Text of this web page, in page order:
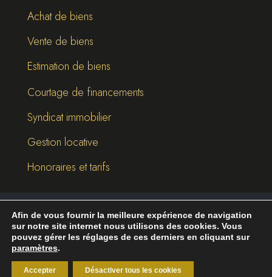
Achat de biens
Vente de biens
Estimation de biens
Courtage de financements
Syndicat immobilier
Gestion locative
Honoraires et tarifs
©2026Break-Out Company- Agence de
communication
Mentions légales|Politique de confidentialité
Afin de vous fournir la meilleure expérience de navigation
sur notre site internet nous utilisons des cookies. Vous
pouvez gérer les réglages de ces derniers en cliquant sur
paramètres.
Accepter Désactiver tous les cookies